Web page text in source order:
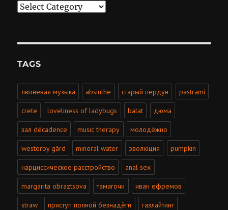
Categories
TAGS
лютневая музыка absinthe старый пердун pastrami
crete loveliness of ladybugs balat дюма
зал décadence music therapy молодёжно
westerby gård mineral water эволюция pumpkin
нарциссическое расстройство anal sex
margarita obraztsova тамагочи иван ефремов
straw приступ полной безнадёги газлайтинг